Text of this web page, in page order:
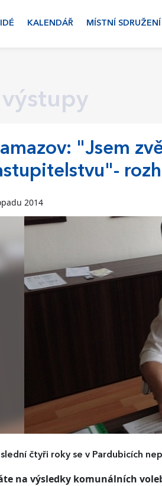
KALENDÁŘ MÍSTNÍ SDRUŽENÍ
"Jsem
2014
čtyři roky se v Pardubicích
na výsledky komunálních